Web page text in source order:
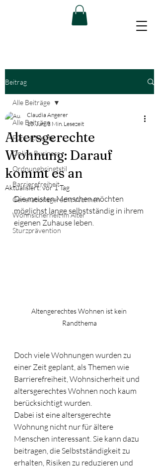
Beitrag
Alle Beiträge
Für Fachleute
Online Business
Ordnungbringtstil
Barrierefreiheit
Generationsgerecht Wohnen
Wohnsicherheit im Alter
Sturzprävention
Alle Beiträge
Altersgerechte
Wohnung: Darauf
kommt es an
Claudia Angerer
15. Juni 3 Min. Lesezeit
Aktualisiert:vor 1 Tag
Die meisten Menschen möchten
möglichst lange selbstständig in ihrem
eigenen Zuhause leben.
Altengerechtes Wohnen ist kein
Randthema
Doch viele Wohnungen wurden zu
einer Zeit geplant, als Themen wie
Barrierefreiheit, Wohnsicherheit und
altersgerechtes Wohnen noch kaum
berücksichtigt wurden.
Dabei ist eine altersgerechte
Wohnung nicht nur für ältere
Menschen interessant. Sie kann dazu
beitragen, die Selbstständigkeit zu
erhalten, Risiken zu reduzieren und